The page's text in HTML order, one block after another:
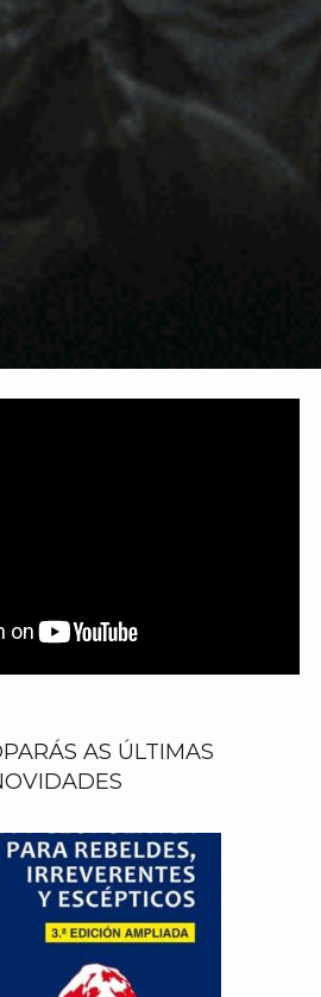
AS ÚLTIMAS